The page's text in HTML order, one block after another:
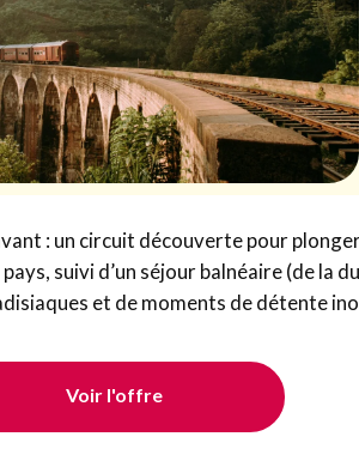
: un circuit découverte pour
suivi d’un séjour balnéaire (de la
et de moments de détente
Voir l'offre